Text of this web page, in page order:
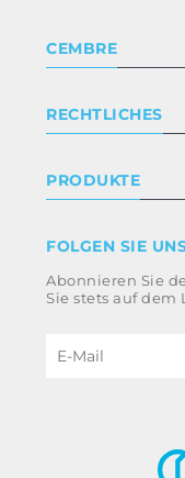
CEMBRE
Zertifizierung
Arbeite mit uns
RECHTLICHES
Whistleblowing
Ethikkodex und
Gruppe
PRODUKTE
Energie
B2B Disclaimer
FOLGEN SIE
Abonnieren Sie
Sie stets auf